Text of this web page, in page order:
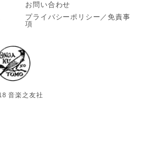
お問い合わせ
プライバシーポリシー／免責事
項
音楽之友社